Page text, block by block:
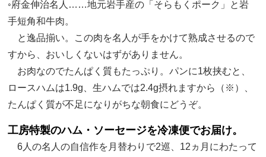
◦府金伸治名人……地元岩手産の「そらもくポーク」と岩
手短角和牛肉。
と逸品揃い。この肉を名人が手をかけて熟成させるので
すから、おいしくないはずがありません。
お肉なのでたんぱく質もたっぷり。パンに1枚挟むと、
ロースハムは1.9g、生ハムでは2.4g摂れますから（※）、
たんぱく質が不足になりがちな朝食にどうぞ。
工房特製のハム・ソーセージを冷凍便でお届け。
6人の名人の自信作を月替わりで2巡、12ヵ月にわたって